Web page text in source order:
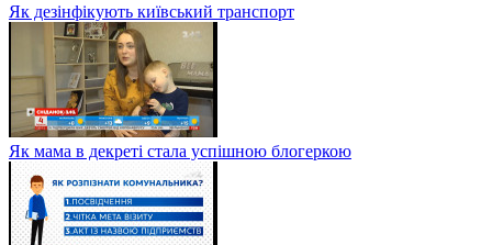
Як дезінфікують київський транспорт
Як мама в декреті стала успішною блогеркою